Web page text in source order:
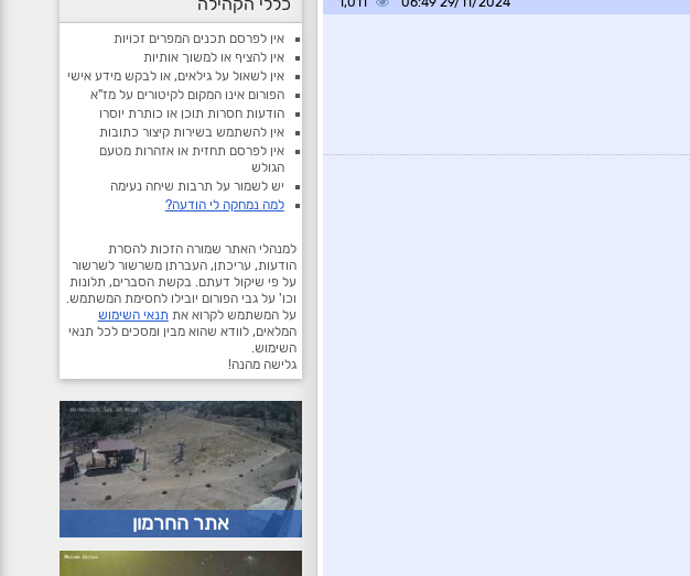
אין לפרסם תכנים המפרים זכויות
אין להציף או למשוך אותיות
אין לשאול על גילאים, או לבקש מידע אישי
הפורום אינו המקום לקיטורים על מז"א
הודעות חסרות תוכן או כותרת יוסרו
אין להשתמש בשירות קיצור כתובות
אין לפרסם תחזית או אזהרות מטעם
הגולש
יש לשמור על תרבות שיחה נעימה
למה נמחקה לי הודעה?
למנהלי האתר שמורה הזכות להסרת
הודעות, עריכתן, העברתן משרשור לשרשור
על פי שיקול דעתם. בקשת הסברים, תלונות
וכו' על גבי הפורום יובילו לחסימת המשתמש.
על המשתמש לקרוא את תנאי השימוש
המלאים, לוודא שהוא מבין ומסכים לכל תנאי
השימוש.
גלישה מהנה!
אתר החרמון